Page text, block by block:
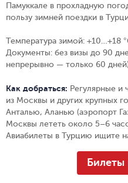
Памуккале в прохладную
пользу зимней поездки в
Температура зимой: +10…+18
Документы: без визы до 90
непрерывно — только 60
Как добраться: Регулярные и
из Москвы и других крупных
Анталью, Аланью (аэропорт
Москвы лететь около 5–6
Авиабилеты в Турцию ищите на